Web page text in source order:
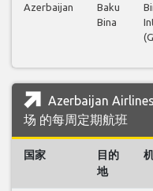
Azerbaijan
Baku
Bina
Azerbaijan
场 的每周定期航班
国家
目的
地